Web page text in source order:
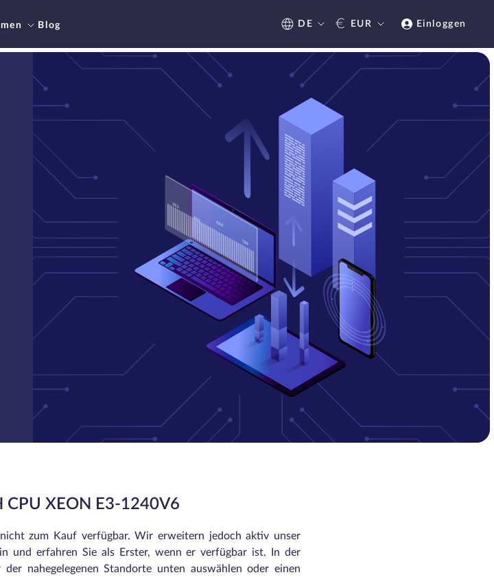
Blog DE € EUR Einloggen
CPU XEON E3-1240V6
zum Kauf verfügbar. Wir erweitern jedoch aktiv unser
und erfahren Sie als Erster, wenn er verfügbar ist. In der
nahegelegenen Standorte unten auswählen oder einen